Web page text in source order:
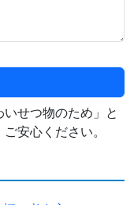
せつ物のため」と
安心ください。